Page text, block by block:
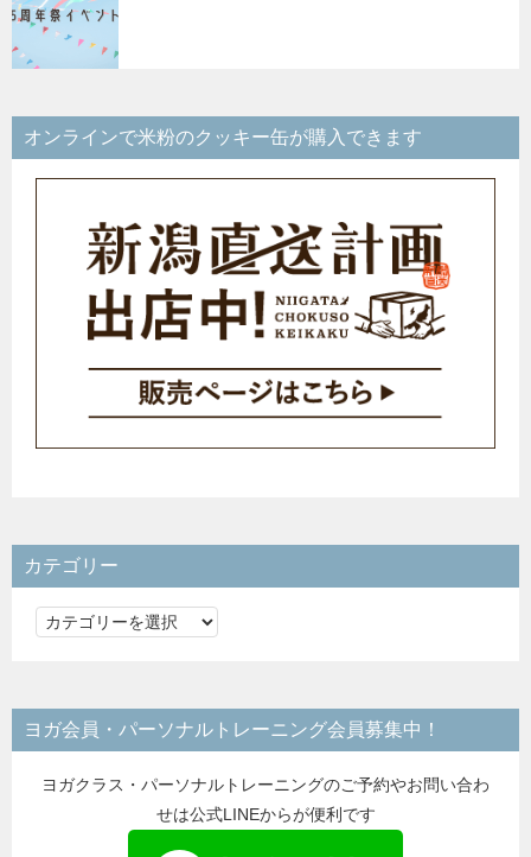
オンラインで米粉のクッキー缶が購入できます
カテゴリー
カ
リ
ー
ヨガ会員・パーソナルトレーニング会員募集中！
ヨガクラス・パーソナルトレーニングのご予約やお問い合わ
せは公式LINEからが便利です